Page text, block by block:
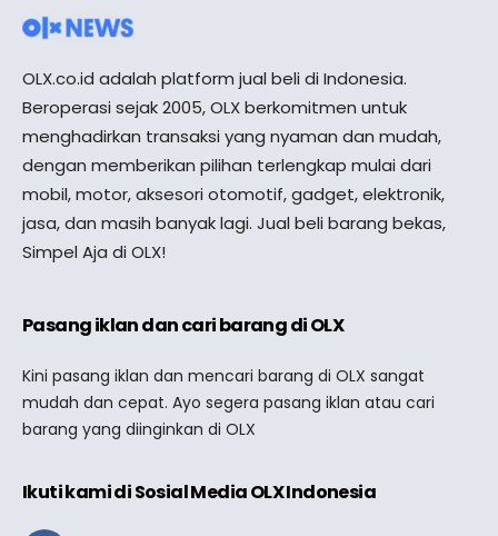
OLX.co.id adalah platform jual beli di Indonesia.
Beroperasi sejak 2005, OLX berkomitmen untuk
menghadirkan transaksi yang nyaman dan mudah,
dengan memberikan pilihan terlengkap mulai dari
mobil, motor, aksesori otomotif, gadget, elektronik,
jasa, dan masih banyak lagi. Jual beli barang bekas,
Simpel Aja di OLX!
Pasang iklan dan cari barang di OLX
Kini pasang iklan dan mencari barang di OLX sangat
mudah dan cepat. Ayo segera pasang iklan atau cari
barang yang diinginkan di OLX
Ikuti kami di Sosial Media OLX Indonesia